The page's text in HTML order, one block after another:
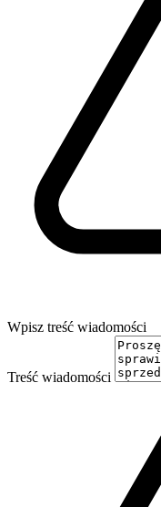
Wpisz treść wiadomości
Treść wiadomości